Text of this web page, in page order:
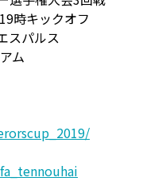
時キックオフ
スパルス
ム